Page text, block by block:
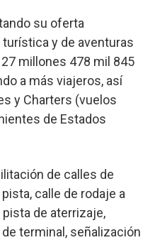
su oferta
y de aventuras
millones 478 mil 845
a más viajeros, así
y Charters (vuelos
de Estados
de calles de
calle de rodaje a
de aterrizaje,
terminal, señalización